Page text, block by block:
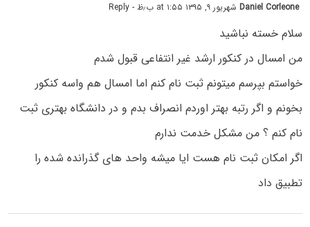
Daniel Corleoneشهریور ۹, ۱۳۹۵ at ۱:۵۵ ب٫ظ - Reply
سلام خسته نباشید
من امسال در کنکور ارشد غیر انتفاعی قبول شدم
خواستم بپرسم میتونم ثبت نام کنم اما امسال هم واسه کنکور
بخونم و اگر رتبه بهتر اوردم انصراف بدم و در دانشگاه بهتری ثبت
نام کنم ؟ من مشکل خدمت ندارم
اگر امکان ثبت نام هست ایا میشه واحد های گذرانده شده را
تطبیق داد